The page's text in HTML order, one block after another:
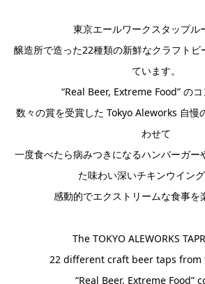
東京エールワークスタップル
醸造所で造った22種類の新鮮なクラフト
ています。
“Real Beer, Extreme Food” の
数々の賞を受賞した Tokyo Aleworks 自慢
わせて
一度食べたら病みつきになるハンバーガー
た味わい深いチキンウイン
感動的でエクストリームな食事を
The TOKYO ALEWORKS
22 different craft beer taps from
“Real Beer, Extreme Food”